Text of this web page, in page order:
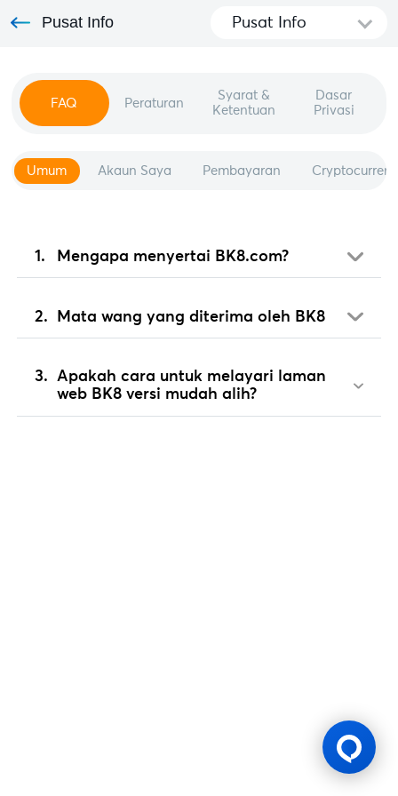
Pusat Info Pusat Info
FAQ Peraturan
Syarat &
Ketentuan
Dasar
Privasi
Umum Akaun Saya Pembayaran
Mengapa menyertai BK8.com?
Mata wang yang diterima oleh BK8
Apakah cara untuk melayari laman
web BK8 versi mudah alih?